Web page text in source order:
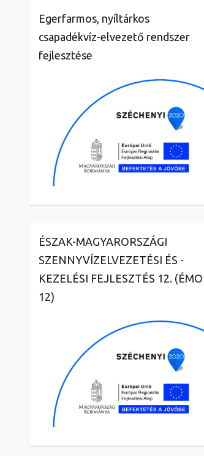
Egerfarmos, nyíltárkos
csapadékvíz-elvezető rendszer
fejlesztése
ÉSZAK-MAGYARORSZÁGI
SZENNYVÍZELVEZETÉSI ÉS -
KEZELÉSI FEJLESZTÉS 12. (ÉMO
12)